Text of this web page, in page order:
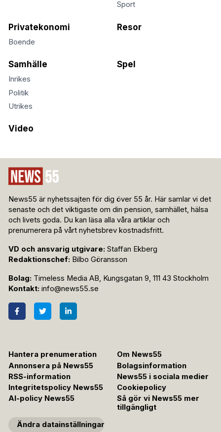
Sport
Privatekonomi
Boende
Resor
Samhälle
Inrikes
Politik
Utrikes
Spel
Video
News55 är nyhetssajten för dig över 55 år. Här samlar vi det
senaste och det viktigaste om din pension, samhället, hälsa
och livets goda. Du kan läsa alla våra artiklar och
prenumerera på vårt nyhetsbrev kostnadsfritt.
VD och ansvarig utgivare: Staffan Ekberg
Redaktionschef: Bilbo Göransson
Bolag: Timeless Media AB, Kungsgatan 9, 111 43 Stockholm
Kontakt: info@news55.se
Hantera prenumeration
Om News55
Annonsera på News55
Bolagsinformation
RSS-information
News55 i sociala medier
Integritetspolicy News55
Cookiepolicy
AI-policy News55
Så gör vi News55 mer
tillgängligt
Ändra datainställningar